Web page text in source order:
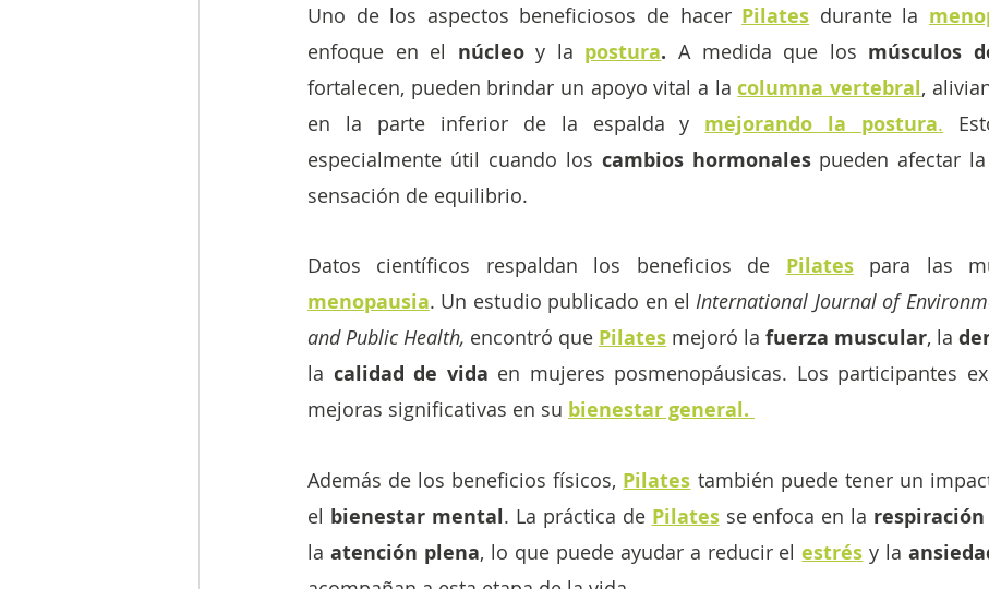
Uno de los aspectos beneficiosos de hacer Pilates durante la
enfoque en el núcleo y la postura. A medida que los músculos
fortalecen, pueden brindar un apoyo vital a la columna vertebral,
en la parte inferior de la espalda y mejorando la postura.
especialmente útil cuando los cambios hormonales pueden afectar la
sensación de equilibrio.
Datos científicos respaldan los beneficios de Pilates para las
menopausia. Un estudio publicado en el International Journal of
and Public Health, encontró que Pilates mejoró la fuerza muscular, la
la calidad de vida en mujeres posmenopáusicas. Los participantes
mejoras significativas en su bienestar general.
Además de los beneficios físicos, Pilates también puede tener un
el bienestar mental. La práctica de Pilates se enfoca en la
la atención plena, lo que puede ayudar a reducir el estrés y la